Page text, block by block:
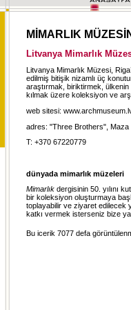
MİMARLIK
Litvanya Mimarlık
Litvanya Mimarlık Müzesi,
edilmiş bitişik nizamlı üç
araştırmak, biriktirmek, ülkenin
kılmak üzere koleksiyon ve
web sitesi:
adres: "Three Brothers", Maza
T: +370 67220779
dünyada mimarlık müzeleri
Mimarlık dergisinin 50. yılını
bir koleksiyon oluşturmaya
toplayabilir ve ziyaret edilecek
katkı vermek isterseniz bize
Bu icerik 7077 defa